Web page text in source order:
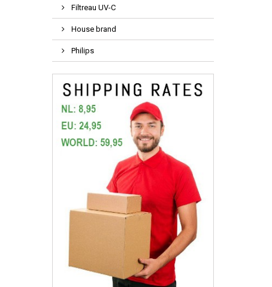
Filtreau UV-C
House brand
Philips